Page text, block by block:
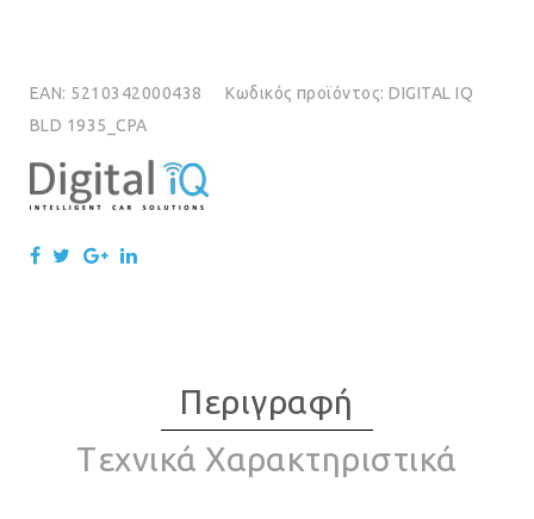
EAN: 5210342000438 Κωδικός προϊόντος:DIGITAL IQ
BLD 1935_CPA
Περιγραφή
Tεχνικά Χαρακτηριστικά